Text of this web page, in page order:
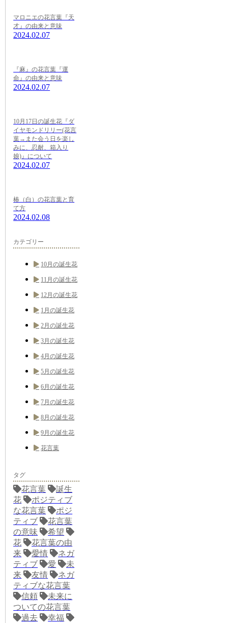
マロニエの花言葉『天
才』の由来と意味
2024.02.07
『麻』の花言葉『運
命』の由来と意味
2024.02.07
10月17日の誕生花『ダ
イヤモンドリリー(花言
葉→また会う日を楽し
みに、忍耐、箱入り
娘)』について
2024.02.07
椿（白）の花言葉と育
て方
2024.02.08
カテゴリー
10月の誕生花
11月の誕生花
12月の誕生花
1月の誕生花
2月の誕生花
3月の誕生花
4月の誕生花
5月の誕生花
6月の誕生花
7月の誕生花
8月の誕生花
9月の誕生花
花言葉
タグ
花言葉
誕生
花
ポジティブ
な花言葉
ポジ
ティブ
花言葉
の意味
希望
花
花言葉の由
来
愛情
ネガ
ティブ
愛
未
来
友情
ネガ
ティブな花言葉
信頼
未来に
ついての花言葉
過去
幸福